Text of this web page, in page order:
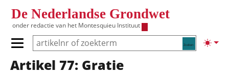
De Nederlandse Grondwet
onder redactie van het Montesquieu Instituut
Zoeken
Primair menu tonen/verbergen
Hoofdnavigatie
Artikel 77: Gratie